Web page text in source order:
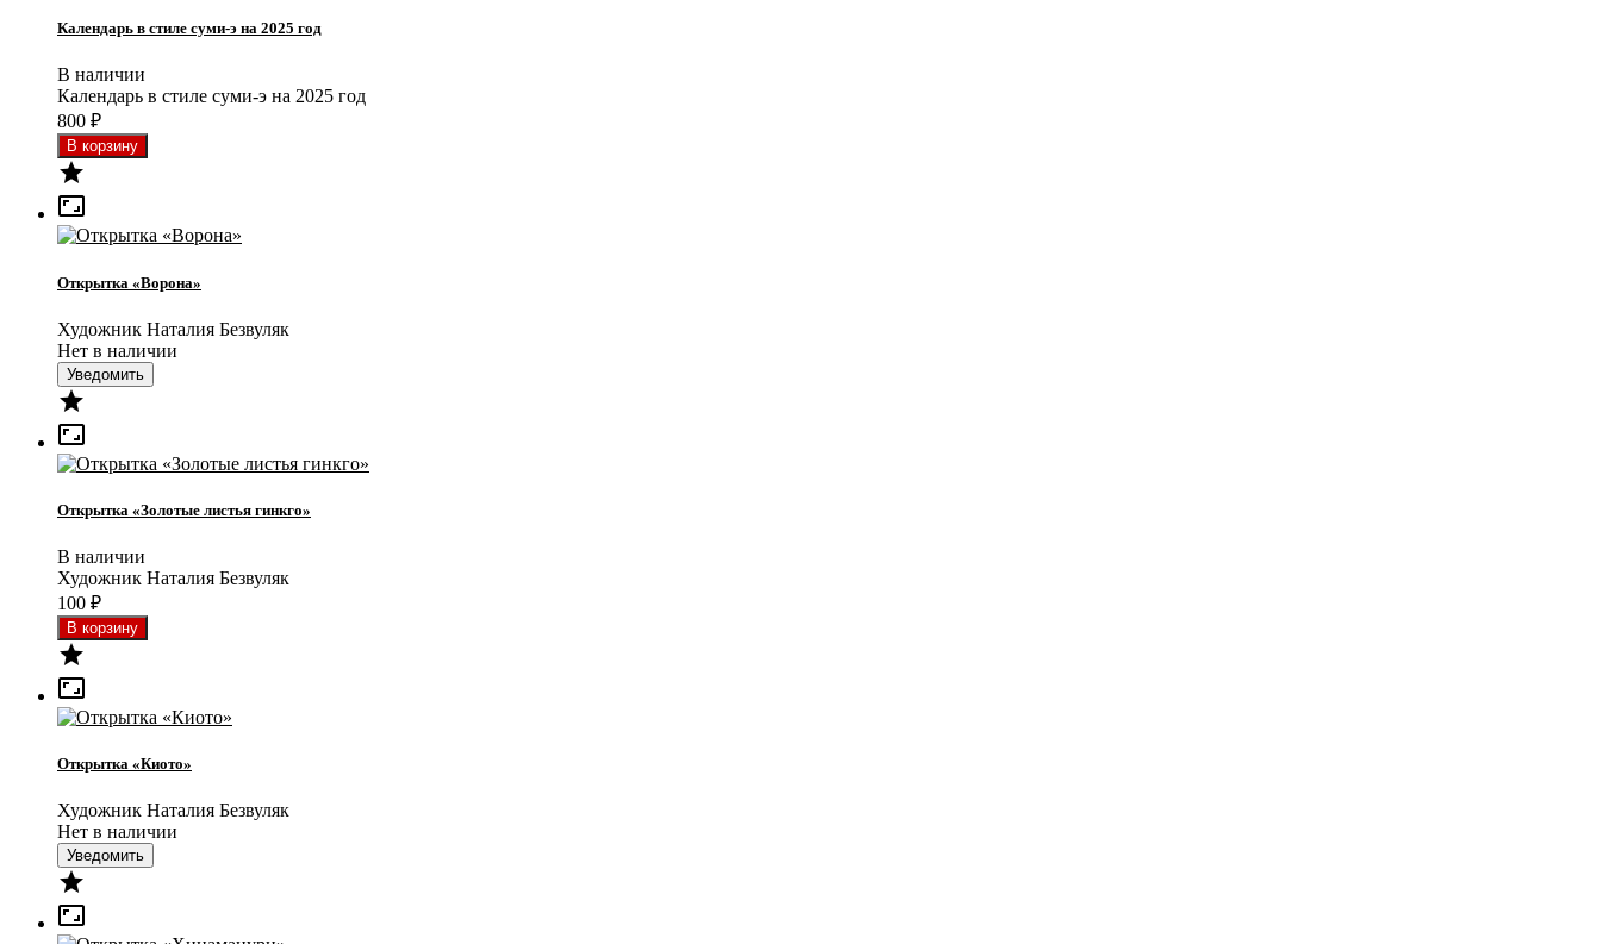
Календарь в стиле суми-э на 2025 год
В наличии
Календарь в стиле суми-э на 2025 год
800 ₽


Открытка «Ворона»
Художник Наталия Безвуляк
Нет в наличии
Уведомить


Открытка «Золотые листья гинкго»
В наличии
Художник Наталия Безвуляк
100 ₽


Открытка «Киото»
Художник Наталия Безвуляк
Нет в наличии
Уведомить

